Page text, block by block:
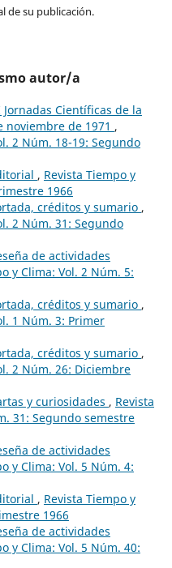
de su publicación.
autor/a
Científicas de la
noviembre de 1971 ,
2 Núm. 18-19: Segundo
, Revista Tiempo y
1966
créditos y sumario ,
2 Núm. 31: Segundo
de actividades
y Clima: Vol. 2 Núm. 5:
créditos y sumario ,
1 Núm. 3: Primer
créditos y sumario ,
2 Núm. 26: Diciembre
y curiosidades , Revista
31: Segundo semestre
de actividades
y Clima: Vol. 5 Núm. 4:
, Revista Tiempo y
1966
de actividades
y Clima: Vol. 5 Núm. 40: